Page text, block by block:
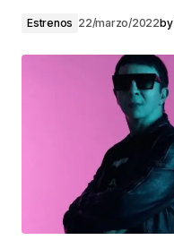
Estrenos 22/marzo/2022by